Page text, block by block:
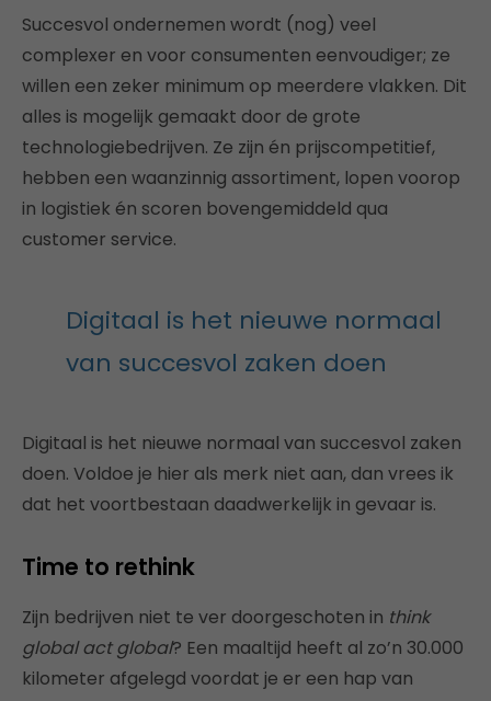
Succesvol ondernemen wordt (nog) veel
complexer en voor consumenten eenvoudiger; ze
willen een zeker minimum op meerdere vlakken. Dit
alles is mogelijk gemaakt door de grote
technologiebedrijven. Ze zijn én prijscompetitief,
hebben een waanzinnig assortiment, lopen voorop
in logistiek én scoren bovengemiddeld qua
customer service.
Digitaal is het nieuwe normaal
van succesvol zaken doen
Digitaal is het nieuwe normaal van succesvol zaken
doen. Voldoe je hier als merk niet aan, dan vrees ik
dat het voortbestaan daadwerkelijk in gevaar is.
Time to rethink
Zijn bedrijven niet te ver doorgeschoten in think
global act global? Een maaltijd heeft al zo’n 30.000
kilometer afgelegd voordat je er een hap van